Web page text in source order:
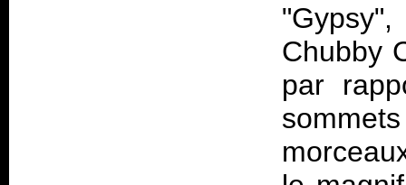
Chubby
par